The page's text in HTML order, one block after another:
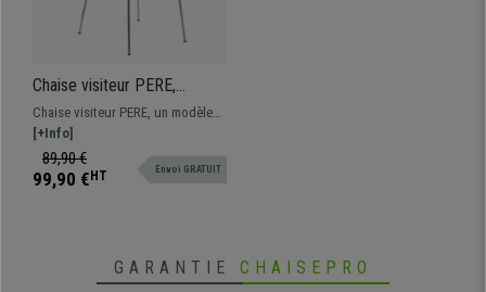
Chaise visiteur PERE,
Piétement Métallique, en
Bois, Noir
Chaise visiteur PERE, un modèle
aux lignes épurées fabriqué avec
une structure métallique et bois
robuste de l'assise et du dossier.
[+Info]
89,90 €
99,90 € HT Envoi GRATUIT
GARANTIE CHAISEPRO